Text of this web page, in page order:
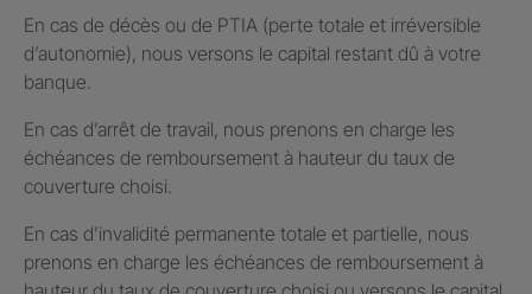
En cas de décès ou de PTIA (perte totale et irréversible
d’autonomie), nous versons le capital restant dû à votre
banque.
En cas d’arrêt de travail, nous prenons en charge les
échéances de remboursement à hauteur du taux de
couverture choisi.
En cas d’invalidité permanente totale et partielle, nous
prenons en charge les échéances de remboursement à